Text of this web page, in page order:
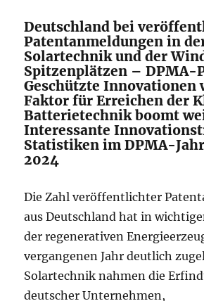
Deutschland bei
Patentanmeldungen in
Solartechnik und der
Spitzenplätzen – DPMA-
Geschützte Innovationen
Faktor für Erreichen der
Batterietechnik boomt
Interessante
Statistiken im DPMA-
2024
Die Zahl veröffentlichter
aus Deutschland hat in
der regenerativen
vergangenen Jahr deutlich
Solartechnik nahmen die
deutscher Unternehmen,